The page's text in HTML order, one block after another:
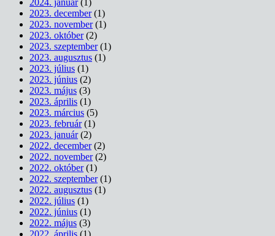
2024. január(1)
2023. december(1)
2023. november(1)
2023. október(2)
2023. szeptember(1)
2023. augusztus (1)
2023. július (1)
2023. június (2)
2023. május (3)
2023. április (1)
2023. március (5)
2023. február(1)
2023. január(2)
2022. december(2)
2022. november(2)
2022. október(1)
2022. szeptember(1)
2022. augusztus (1)
2022. július (1)
2022. június (1)
2022. május (3)